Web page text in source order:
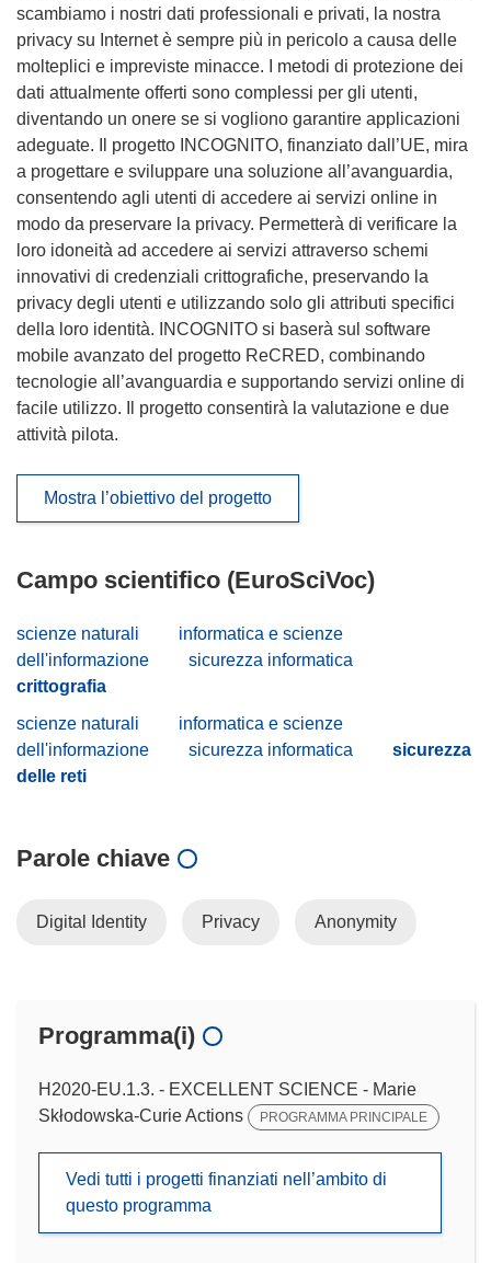
scambiamo i nostri dati professionali e privati, la nostra
privacy su Internet è sempre più in pericolo a causa delle
molteplici e impreviste minacce. I metodi di protezione dei
dati attualmente offerti sono complessi per gli utenti,
diventando un onere se si vogliono garantire applicazioni
adeguate. Il progetto INCOGNITO, finanziato dall’UE, mira
a progettare e sviluppare una soluzione all’avanguardia,
consentendo agli utenti di accedere ai servizi online in
modo da preservare la privacy. Permetterà di verificare la
loro idoneità ad accedere ai servizi attraverso schemi
innovativi di credenziali crittografiche, preservando la
privacy degli utenti e utilizzando solo gli attributi specifici
della loro identità. INCOGNITO si baserà sul software
mobile avanzato del progetto ReCRED, combinando
tecnologie all’avanguardia e supportando servizi online di
facile utilizzo. Il progetto consentirà la valutazione e due
attività pilota.
Mostra l’obiettivo del progetto
Campo scientifico (EuroSciVoc)
scienze naturali
informatica e scienze
dell'informazione
sicurezza informatica
crittografia
scienze naturali
informatica e scienze
dell'informazione
sicurezza informatica
sicurezza
delle reti
Parole chiave
Digital Identity Privacy Anonymity
Programma(i)
H2020-EU.1.3. - EXCELLENT SCIENCE - Marie
Skłodowska-Curie Actions
PROGRAMMA PRINCIPALE
Vedi tutti i progetti finanziati nell’ambito di
questo programma